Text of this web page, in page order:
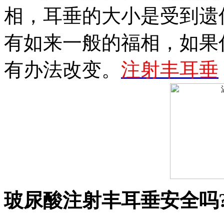
相，耳垂的大小是受到
有如来一般的福相，如
有办法改变。 注射丰耳垂
玻尿酸注射丰耳垂安全吗